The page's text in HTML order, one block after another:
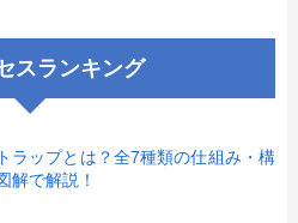
スランキング
ラップとは？全7種類の仕組み・構
解で解説！